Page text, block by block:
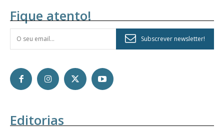
Fique atento!
Subscrever newsletter!
Editorias